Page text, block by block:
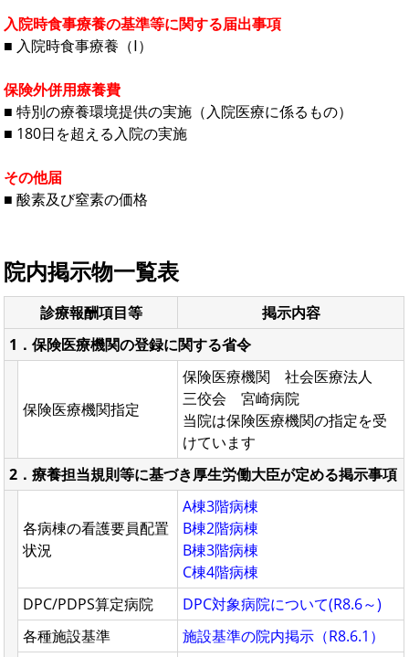
入院時食事療養の基準等に関する届出事項
■ 入院時食事療養（Ⅰ）
保険外併用療養費
■ 特別の療養環境提供の実施（入院医療に係るもの）
■ 180日を超える入院の実施
その他届
■ 酸素及び窒素の価格
院内掲示物一覧表
診療報酬項目等
掲示内容
1．保険医療機関の登録に関する省令
保険医療機関指定
保険医療機関 社会医療法人
三佼会 宮崎病院
当院は保険医療機関の指定を受
けています
2．療養担当規則等に基づき厚生労働大臣が定める掲示事項
各病棟の看護要員配置
状況
A棟3階病棟
B棟2階病棟
B棟3階病棟
C棟4階病棟
DPC/PDPS算定病院
DPC対象病院について(R8.6～)
各種施設基準
施設基準の院内掲示（R8.6.1）